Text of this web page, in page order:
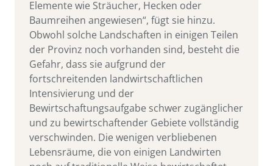
Elemente wie Sträucher, Hecken oder
Baumreihen angewiesen“, fügt sie hinzu.
Obwohl solche Landschaften in einigen Teilen
der Provinz noch vorhanden sind, besteht die
Gefahr, dass sie aufgrund der
fortschreitenden landwirtschaftlichen
Intensivierung und der
Bewirtschaftungsaufgabe schwer zugänglicher
und zu bewirtschaftender Gebiete vollständig
verschwinden. Die wenigen verbliebenen
Lebensräume, die von einigen Landwirten